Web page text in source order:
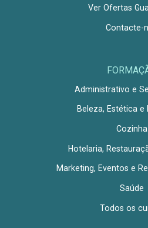
Ver Ofertas
Contacte-
Administrativo e
Beleza, Estética e
Cozinha
Hotelaria,
Marketing, Eventos e
Saúde
Todos os